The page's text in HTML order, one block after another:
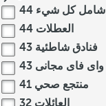
شامل كل شيء 44
العطلات 44
فنادق شاطئية 43
واى فاى مجانى 43
منتجع صحي 41
العائلات 32